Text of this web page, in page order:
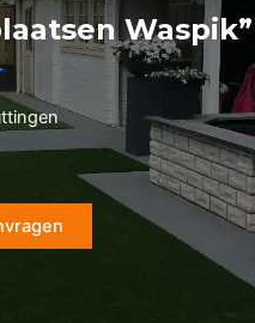
Waspik”